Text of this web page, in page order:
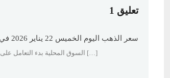
تعليق 1
سعر الذهب اليوم الخميس 22 يناير 2026 في مصر صباحًا - ألوان إف إم
[…] السوق المحلية بدء التعامل على سعر الذهب اليوم الخميس 22 يناير 2026